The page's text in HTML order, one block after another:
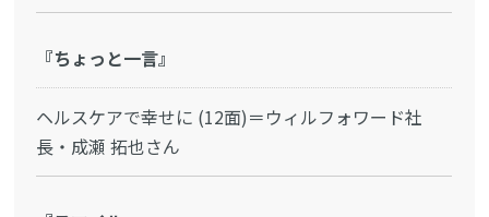
『ちょっと一言』
ヘルスケアで幸せに (12面)＝ウィルフォワード社
長・成瀬 拓也さん